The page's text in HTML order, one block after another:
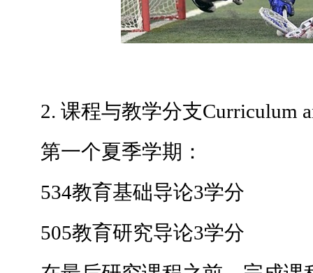
2. 课程与教学分支Curriculum
第一个夏季学期：
534教育基础导论3学分
505教育研究导论3学分